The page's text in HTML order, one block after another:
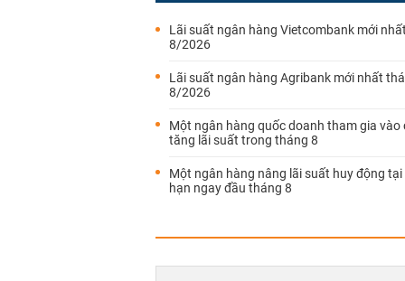
Lãi suất ngân hàng Vietcombank mới
8/2026
Lãi suất ngân hàng Agribank mới nhất
8/2026
Một ngân hàng quốc doanh tham gia vào
tăng lãi suất trong tháng 8
Một ngân hàng nâng lãi suất huy động tại
hạn ngay đầu tháng 8